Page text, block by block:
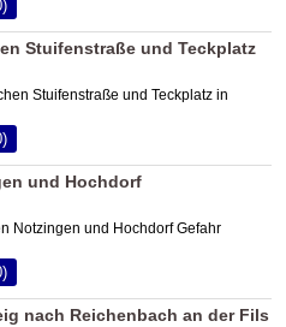
Stuifenstraße und Teckplatz
Stuifenstraße und Teckplatz in
und Hochdorf
Notzingen und Hochdorf Gefahr
nach Reichenbach an der Fils